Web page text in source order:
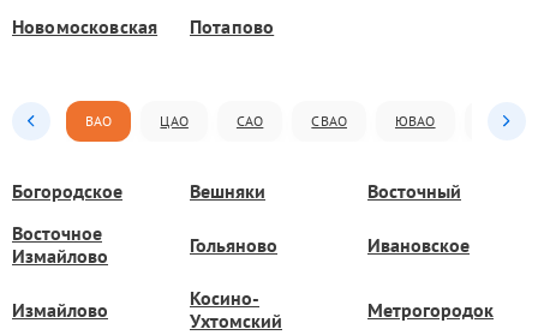
Новомосковская
Потапово
ВАО ЦАО САО СВАО ЮВАО ЮАО
Богородское Вешняки
Восточный
Восточное
Измайлово
Гольяново Ивановское
Измайлово
Косино-
Ухтомский
Метрогородок